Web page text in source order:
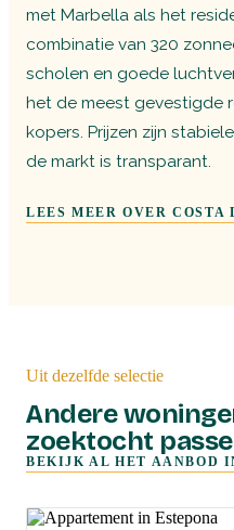
met Marbella als het
combinatie van 320
scholen en goede
het de meest gevestigde
kopers. Prijzen zijn
de markt is transparant.
LEES MEER OVER COSTA
Uit dezelfde selectie
Andere
zoektocht
BEKIJK AL HET AANBOD